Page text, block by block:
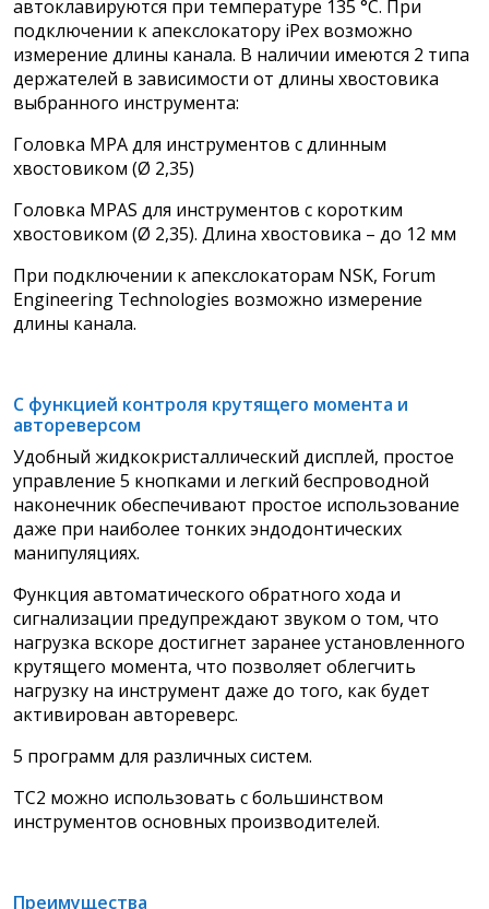
автоклавируются при температуре 135 °C. При
подключении к апекслокатору iPex возможно
измерение длины канала. В наличии имеются 2 типа
держателей в зависимости от длины хвостовика
выбранного инструмента:
Головка MPA для инструментов с длинным
хвостовиком (Ø 2,35)
Головка MPAS для инструментов с коротким
хвостовиком (Ø 2,35). Длина хвостовика – до 12 мм
При подключении к апекслокаторам NSK, Forum
Engineering Technologies возможно измерение
длины канала.
C функцией контроля крутящего момента и
автореверсом
Удобный жидкокристаллический дисплей, простое
управление 5 кнопками и легкий беспроводной
наконечник обеспечивают простое использование
даже при наиболее тонких эндодонтических
манипуляциях.
Функция автоматического обратного хода и
сигнализации предупреждают звуком о том, что
нагрузка вскоре достигнет заранее установленного
крутящего момента, что позволяет облегчить
нагрузку на инструмент даже до того, как будет
активирован автореверс.
5 программ для различных систем.
TC2 можно использовать с большинством
инструментов основных производителей.
Преимущества